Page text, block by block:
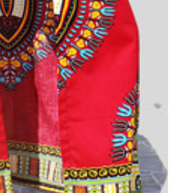
LIGNE VOIR ICI